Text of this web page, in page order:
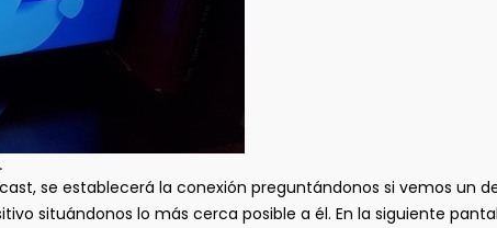
se establecerá la conexión preguntándonos si vemos un
situándonos lo más cerca posible a él. En la siguiente